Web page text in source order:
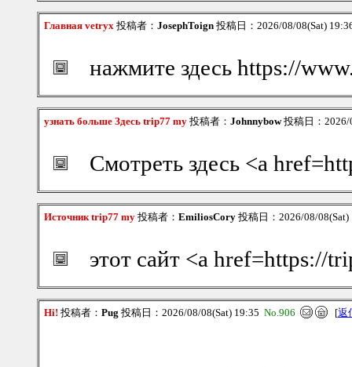
Главная vetryx 投稿者： JosephToign 投稿日：2026/08/08(Sat)
нажмите здесь https://
узнать больше Здесь trip77 my 投稿者： Johnnybow投稿日：
Смотреть здесь <a
Источник trip77 my 投稿者： EmiliosCory 投稿日：2026/08/
этот сайт <a href=https://
Hi! 投稿者： Pug 投稿日：2026/08/08(Sat) 19:35 No.906 [返